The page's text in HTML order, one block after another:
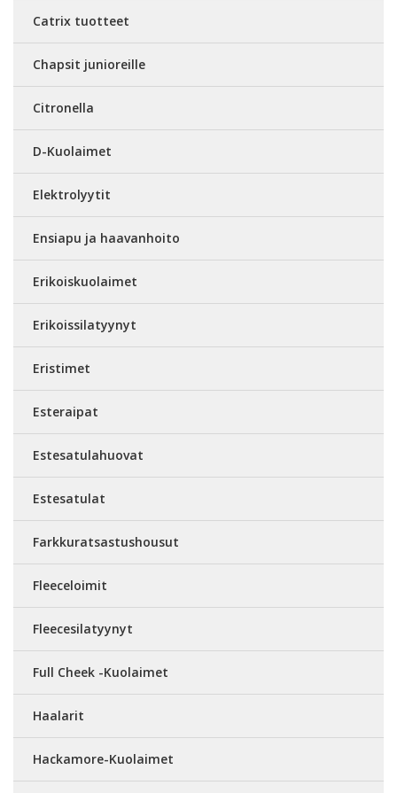
Catrix tuotteet
Chapsit junioreille
Citronella
D-Kuolaimet
Elektrolyytit
Ensiapu ja haavanhoito
Erikoiskuolaimet
Erikoissilatyynyt
Eristimet
Esteraipat
Estesatulahuovat
Estesatulat
Farkkuratsastushousut
Fleeceloimit
Fleecesilatyynyt
Full Cheek -Kuolaimet
Haalarit
Hackamore-Kuolaimet